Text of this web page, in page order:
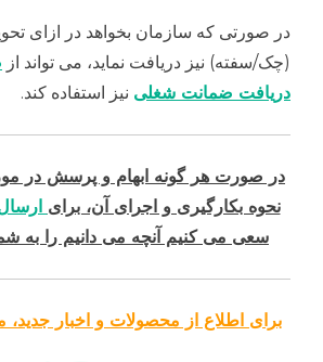
در صورتی که سازمان بخواهد در ازای
(چک/سفته) نیز دریافت نماید، می تواند از
دریافت ضمانت شغلی نیز استفاده کند.
در صورت هر گونه ابهام و پرسش در
نحوه بکارگیری و اجرای آن، برای
سعی می کنیم آنچه می دانیم را به
برای اطلاع از محصولات و اخبار جدید،